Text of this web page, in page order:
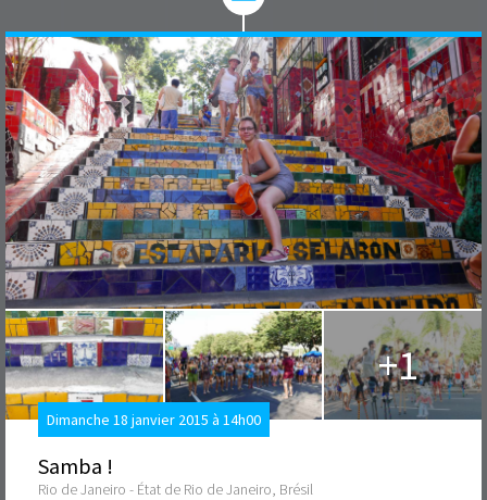
+1
Dimanche 18 janvier 2015 à 14h00
Samba !
Rio de Janeiro - État de Rio de Janeiro, Brésil